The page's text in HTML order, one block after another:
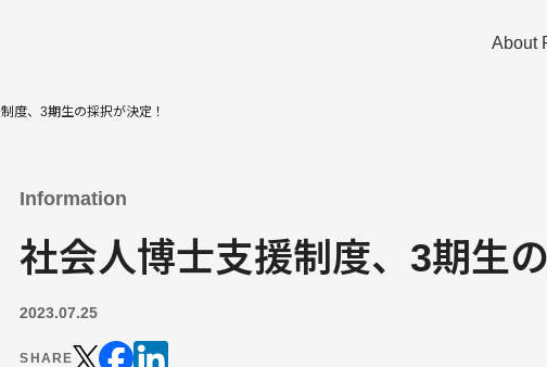
About
度、3期生の採択が決定！
Information
社会人博士支援制度、3期生
2023.07.25
SHARE